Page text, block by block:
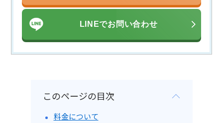
LINEでお問い合わせ
このページの目次
料金について